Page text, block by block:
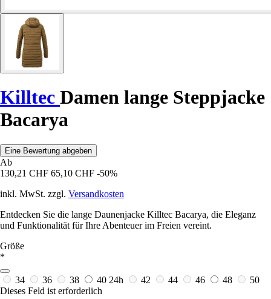
Killtec Damen lange Steppjacke
Bacarya
Eine Bewertung abgeben
Ab
130,21 CHF 65,10 CHF -50%
inkl. MwSt. zzgl. Versandkosten
Entdecken Sie die lange Daunenjacke Killtec Bacarya, die Eleganz
und Funktionalität für Ihre Abenteuer im Freien vereint.
Größe
*
34 36 38 40 24h 42 44 46 48
50
Dieses Feld ist erforderlich